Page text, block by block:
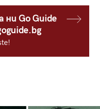
ни Go Guide